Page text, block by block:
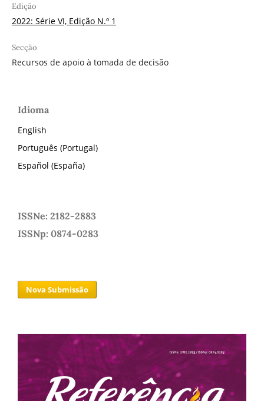
Edição
2022: Série VI, Edição N.º 1
Secção
Recursos de apoio à tomada de decisão
Idioma
English
Português (Portugal)
Español (España)
ISSNe: 2182-2883
ISSNp: 0874-0283
Nova Submissão